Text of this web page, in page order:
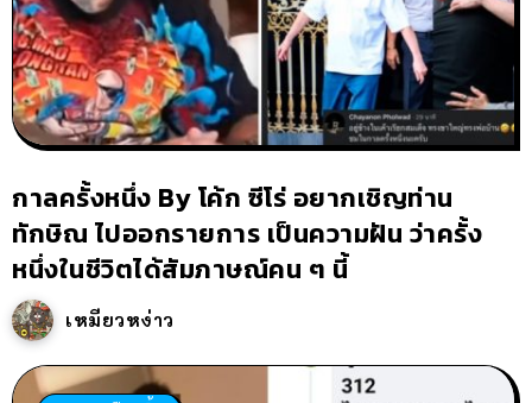
กาลครั้งหนึ่ง By โค้ก ซีโร่ อยากเชิญท่าน
ทักษิณ ไปออกรายการ เป็นความฝัน ว่าครั้ง
หนึ่งในชีวิตได้สัมภาษณ์คน ๆ นี้
เหมียวหง่าว